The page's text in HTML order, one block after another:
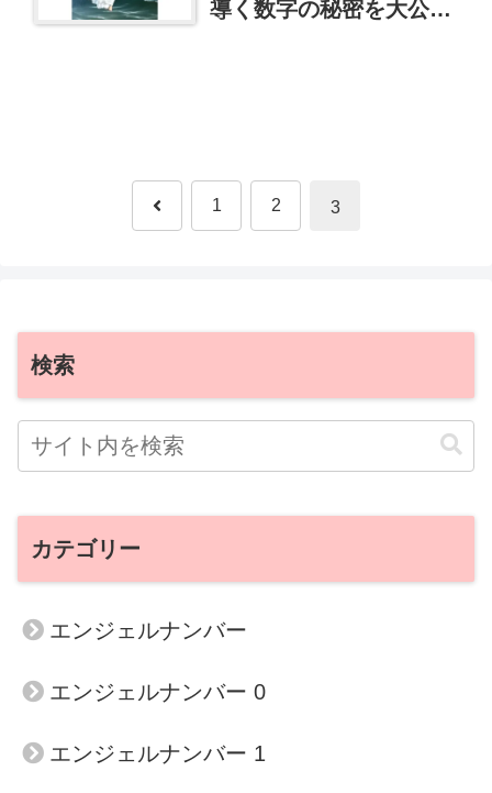
導く数字の秘密を大公
前 1 2 3
検索
カテゴリー
エンジェルナンバー
エンジェルナンバー 0
エンジェルナンバー 1